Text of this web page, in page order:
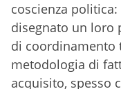
coscienza
disegnato un loro
di coordinamento
metodologia di
acquisito, spesso